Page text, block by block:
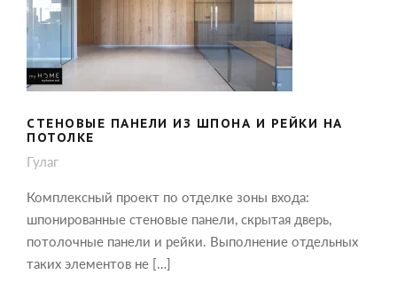
СТЕНОВЫЕ ПАНЕЛИ ИЗ ШПОНА И
РЕЙКИ НА ПОТОЛКЕ
СТЕНОВЫЕ ПАНЕЛИ ИЗ ШПОНА И РЕЙКИ НА
ПОТОЛКЕ
Гулаг
Комплексный проект по отделке зоны входа:
шпонированные стеновые панели, скрытая дверь,
потолочные панели и рейки. Выполнение отдельных
таких элементов не […]